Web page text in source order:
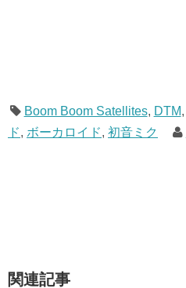
Boom Boom Satellites, DTM,
ド, ボーカロイド, 初音ミク
関連記事